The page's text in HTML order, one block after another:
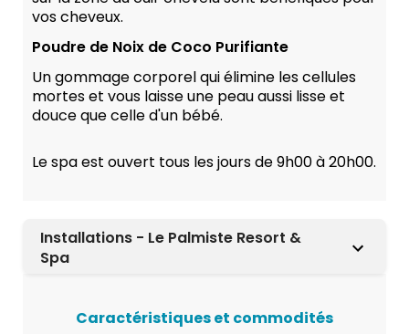
vos cheveux.
Poudre de Noix de Coco Purifiante
Un gommage corporel qui élimine les cellules
mortes et vous laisse une peau aussi lisse et
douce que celle d'un bébé.
Le spa est ouvert tous les jours de 9h00 à 20h00.
Installations - Le Palmiste Resort &
Spa
Caractéristiques et commodités